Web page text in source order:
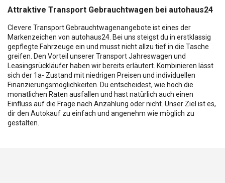
Attraktive Transport Gebrauchtwagen bei autohaus24
Clevere Transport Gebrauchtwagenangebote ist eines der
Markenzeichen von autohaus24. Bei uns steigst du in erstklassig
gepflegte Fahrzeuge ein und musst nicht allzu tief in die Tasche
greifen. Den Vorteil unserer Transport Jahreswagen und
Leasingsrückläufer haben wir bereits erläutert. Kombinieren lässt
sich der 1a- Zustand mit niedrigen Preisen und individuellen
Finanzierungsmöglichkeiten. Du entscheidest, wie hoch die
monatlichen Raten ausfallen und hast natürlich auch einen
Einfluss auf die Frage nach Anzahlung oder nicht. Unser Ziel ist es,
dir den Autokauf zu einfach und angenehm wie möglich zu
gestalten.